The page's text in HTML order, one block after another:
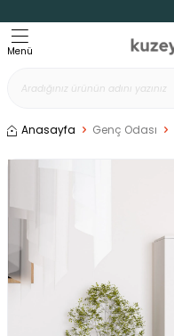
Menü
Anasayfa Genç Odası